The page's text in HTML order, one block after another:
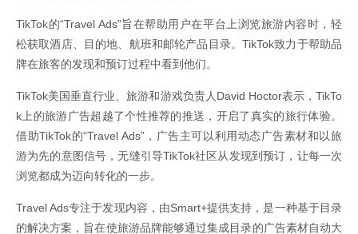
TikTok的“Travel Ads”旨在帮助用户在平台上浏览旅游内容时，轻
松获取酒店、目的地、航班和邮轮产品目录。TikTok致力于帮助品
牌在旅客的发现和预订过程中看到他们。
TikTok美国垂直行业、旅游和游戏负责人David Hoctor表示，TikTo
k上的旅游广告超越了个性推荐的推送，开启了真实的旅行体验。
借助TikTok的“Travel Ads”，广告主可以利用动态广告素材和以旅
游为先的意图信号，无缝引导TikTok社区从发现到预订，让每一次
浏览都成为迈向转化的一步。
Travel Ads专注于发现内容，由Smart+提供支持，是一种基于目录
的解决方案，旨在使旅游品牌能够通过集成目录的广告素材自动大